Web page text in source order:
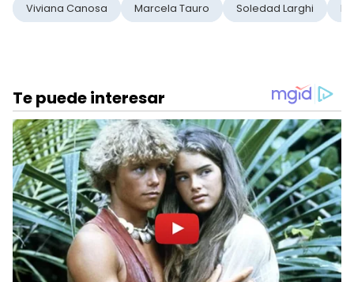
Viviana Canosa Marcela Tauro Soledad Larghi